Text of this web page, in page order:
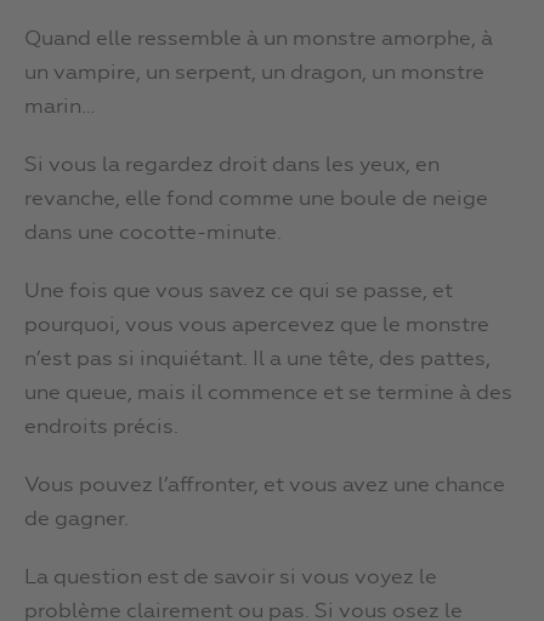
Quand elle ressemble à un monstre amorphe, à
un vampire, un serpent, un dragon, un monstre
marin…
Si vous la regardez droit dans les yeux, en
revanche, elle fond comme une boule de neige
dans une cocotte-minute.
Une fois que vous savez ce qui se passe, et
pourquoi, vous vous apercevez que le monstre
n’est pas si inquiétant. Il a une tête, des pattes,
une queue, mais il commence et se termine à des
endroits précis.
Vous pouvez l’affronter, et vous avez une chance
de gagner.
La question est de savoir si vous voyez le
problème clairement ou pas. Si vous osez le